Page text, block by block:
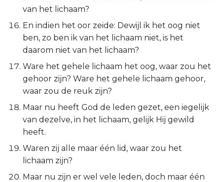
Hoséa
Joël
Amos
Jona
Micha
Nahum
van het lichaam?
En indien het oor zeide: Dewijl ik het oog niet
ben, zo ben ik van het lichaam niet, is het
daarom niet van het lichaam?
Ware het gehele lichaam het oog, waar zou het
gehoor zijn? Ware het gehele lichaam gehoor,
waar zou de reuk zijn?
Maar nu heeft God de leden gezet, een iegelijk
van dezelve, in het lichaam, gelijk Hij gewild
heeft.
Waren zij alle maar één lid, waar zou het
lichaam zijn?
Maar nu zijn er wel vele leden, doch maar één